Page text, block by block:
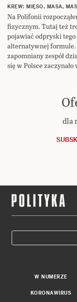
KREW: MIĘSO, MASA,
Na Polifonii
fizycznym. Tutaj też
pojawiać odpryski
alternatywnej formule.
zapomniany zespół
się w Polsce
dla
W NUMERZE
KORONAWIRUS